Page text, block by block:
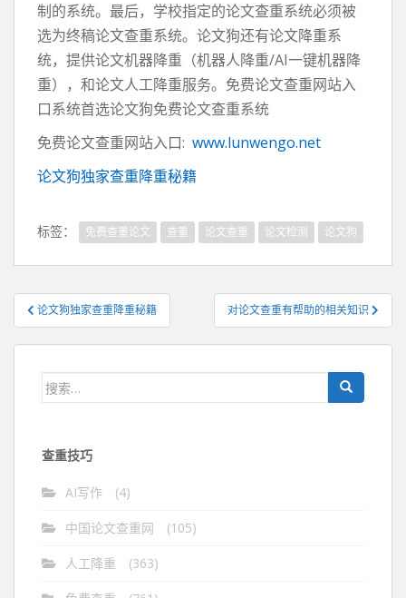
制的系统。最后，学校指定的论文查重系统必须被
选为终稿论文查重系统。论文狗还有论文降重系
统，提供论文机器降重（机器人降重/AI一键机器降
重），和论文人工降重服务。免费论文查重网站入
口系统首选论文狗免费论文查重系统
免费论文查重网站入口: www.lunwengo.net
论文狗独家查重降重秘籍
标签： 免费查重论文 查重 论文查重 论文检测 论文狗
文
章
导
论文狗独家查重降重秘籍 对论文查重有帮助的相关知识
搜
查重技巧
AI写作 (4)
中国论文查重网 (105)
人工降重 (363)